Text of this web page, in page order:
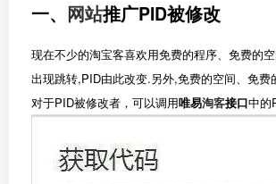
一、 网站推广PID被修改
现在不少的淘宝客喜欢用免费的程序、免费的
出现跳转,PID由此改变.另外,免费的空间、免
对于PID被修改者，可以调用唯易淘客接口中的